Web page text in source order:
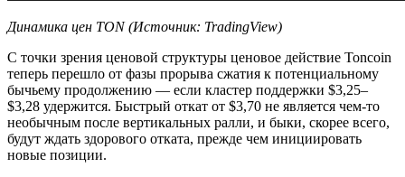
Динамика цен TON (Источник: TradingView)
С точки зрения ценовой структуры ценовое действие Toncoin
теперь перешло от фазы прорыва сжатия к потенциальному
бычьему продолжению — если кластер поддержки $3,25–
$3,28 удержится. Быстрый откат от $3,70 не является чем-то
необычным после вертикальных ралли, и быки, скорее всего,
будут ждать здорового отката, прежде чем инициировать
новые позиции.